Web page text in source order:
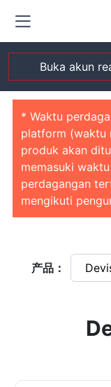
Buka akun
* Waktu
platform (waktu
produk akan
memasuki
perdagangan
mengikuti
产品：